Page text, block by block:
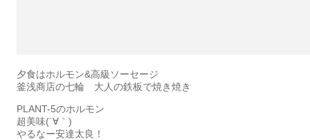
夕食はホルモン&高級ソーセージ
釜浅商店の七輪 大人の鉄板で焼き焼き
PLANT-5のホルモン
超美味(´∀｀)
やるなー安達太良！